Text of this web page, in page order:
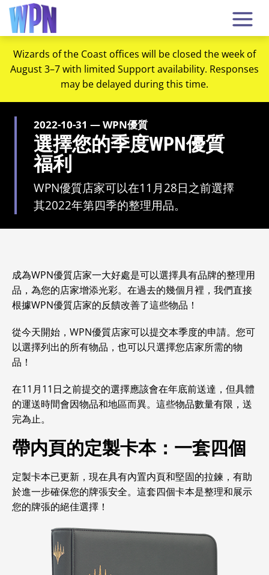
Wizards of the Coast offices will be closed the week of
August 3–7 with limited Support availability. Responses
may be delayed during this time.
2022-10-31 — WPN優質
選擇您的季度WPN優質
福利
WPN優質店家可以在11月28日之前選擇
其2022年第四季的整理用品。
成為WPN優質店家一大好處是可以選擇具有品牌的整理用
品，為您的店家增添光彩。在過去的幾個月裡，我們直接
根據WPN優質店家的反饋改善了這些物品！
從今天開始，WPN優質店家可以提交本季度的申請。您可
以選擇列出的所有物品，也可以只選擇您店家所需的物
品！
在11月11日之前提交的選擇應該會在年底前送達，但具體
的運送時間會因物品和地區而異。這些物品數量有限，送
完為止。
帶内頁的定製卡本：一套四個
定製卡本已更新，現在具有內置内頁和堅固的拉鍊，有助
於進一步確保您的牌張安全。這套四個卡本是整理和展示
您的牌張的絕佳選擇！